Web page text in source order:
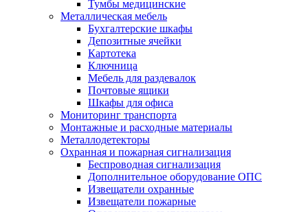
Тумбы медицинские
Металлическая мебель
Бухгалтерские шкафы
Депозитные ячейки
Картотека
Ключница
Мебель для раздевалок
Почтовые ящики
Шкафы для офиса
Мониторинг транспорта
Монтажные и расходные материалы
Металлодетекторы
Охранная и пожарная сигнализация
Беспроводная сигнализация
Дополнительное оборудование ОПС
Извещатели охранные
Извещатели пожарные